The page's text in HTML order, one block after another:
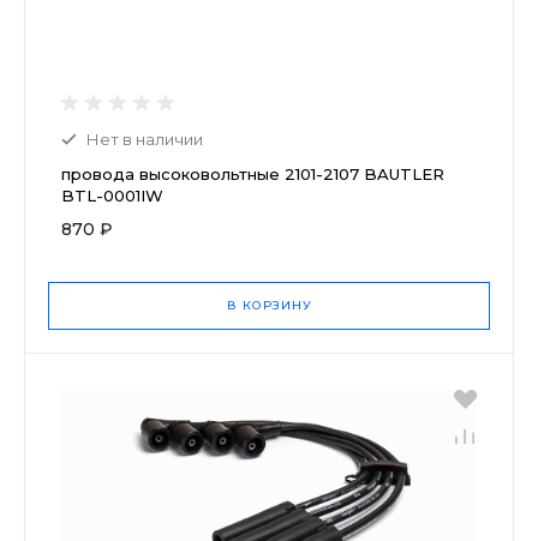
Нет в наличии
провода высоковольтные 2101-2107 BAUTLER
BTL-0001IW
870 ₽
В КОРЗИНУ